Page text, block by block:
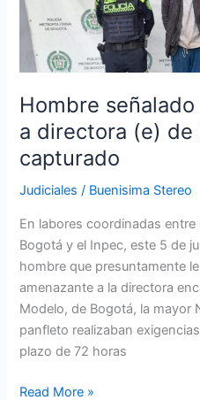
Hombre
a directora (e) de
capturado
Judiciales / Buenisima Stereo
En labores coordinadas
Bogotá y el Inpec, este 5 de
hombre que presuntamente
amenazante a la directora
Modelo, de Bogotá, la mayor
panfleto realizaban
plazo de 72 horas
panfleto
directora
(e)
de
La
Modelo
fue
Read More »